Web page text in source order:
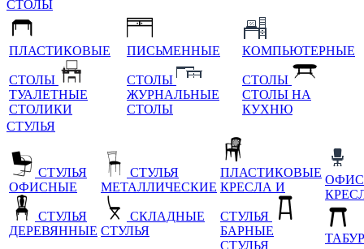
СТОЛЫ
ПЛАСТИКОВЫЕ
СТОЛЫ
ТУАЛЕТНЫЕ
СТОЛИКИ
ПИСЬМЕННЫЕ
СТОЛЫ
ЖУРНАЛЬНЫЕ
СТОЛЫ
КОМПЬЮТЕРНЫЕ
СТОЛЫ
СТОЛЫ НА
КУХНЮ
СТУЛЬЯ
СТУЛЬЯ
ОФИСНЫЕ
СТУЛЬЯ
ДЕРЕВЯННЫЕ
СТУЛЬЯ
МЕТАЛЛИЧЕСКИЕ
СКЛАДНЫЕ
СТУЛЬЯ
ПЛАСТИКОВЫЕ
КРЕСЛА И
СТУЛЬЯ
БАРНЫЕ
СТУЛЬЯ